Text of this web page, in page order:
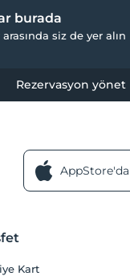
burada
siz de yer alın
Rezervasyon yönet
Kart